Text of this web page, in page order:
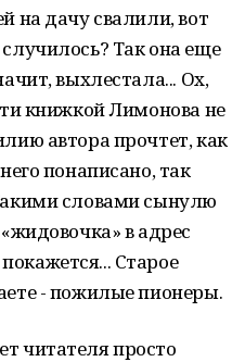
на дачу свалили, вот
Так она еще
выхлестала... Ох,
книжкой Лимонова не
автора прочтет, как
понаписано, так
словами сынулю
в адрес
Старое
- пожилые пионеры.
читателя просто